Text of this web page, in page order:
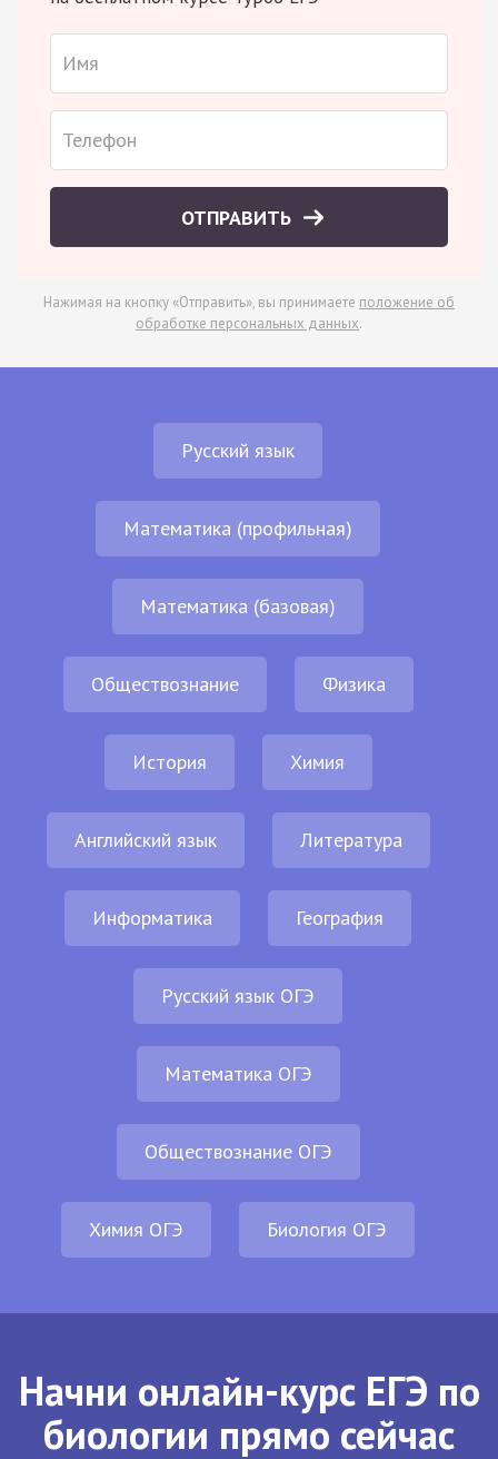
ОТПРАВИТЬ
Нажимая на кнопку «Отправить», вы принимаете положение об
обработке персональных данных.
Русский язык
Математика (профильная)
Математика (базовая)
Обществознание Физика
История Химия
Английский язык Литература
Информатика География
Русский язык ОГЭ
Математика ОГЭ
Обществознание ОГЭ
Химия ОГЭ Биология ОГЭ
Начни онлайн-курс ЕГЭ по
биологии прямо сейчас